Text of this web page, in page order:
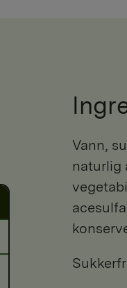
Vann, surhetsregulerende middel (eplesyre, E331),
naturlig